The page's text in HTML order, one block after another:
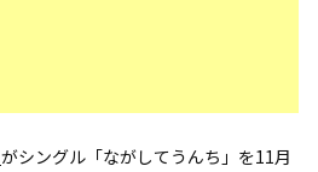
がシングル「ながしてうんち」を11月